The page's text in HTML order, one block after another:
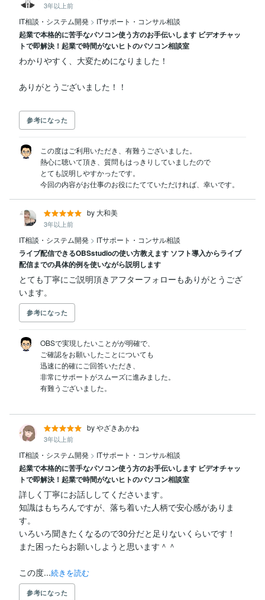
3年以上前
IT相談・システム開発 > ITサポート・コンサル相談
起業で本格的に苦手なパソコン使う方のお手伝いします ビデオチャッ
トで即解決！起業で時間がないヒトのパソコン相談室
わかりやすく、大変ためになりました！
参考になった
この度はご利用いただき、有難うございました。
熱心に聴いて頂き、質問もはっきりしていましたので
とても説明しやすかったです。
今回の内容がお仕事のお役にたてていただければ、幸いです。
by 大和美
3年以上前
IT相談・システム開発 > ITサポート・コンサル相談
ライブ配信できるOBSstudioの使い方教えます ソフト導入からライブ
配信までの具体的例を使いながら説明します
とても丁寧にご説明頂きアフターフォローもありがとうござ
います。
参考になった
OBSで実現したいことがが明確で、
ご確認をお願いしたことについても
迅速に的確にご回答いただき、
非常にサポートがスムーズに進みました。
by やざきあかね
3年以上前
IT相談・システム開発 > ITサポート・コンサル相談
起業で本格的に苦手なパソコン使う方のお手伝いします ビデオチャッ
トで即解決！起業で時間がないヒトのパソコン相談室
詳しく丁寧にお話ししてくださいます。
知識はもちろんですが、落ち着いた人柄で安心感がありま
す。
いろいろ聞きたくなるので30分だと足りないくらいです！
また困ったらお願いしようと思います＾＾
この度...続きを読む
参考になった